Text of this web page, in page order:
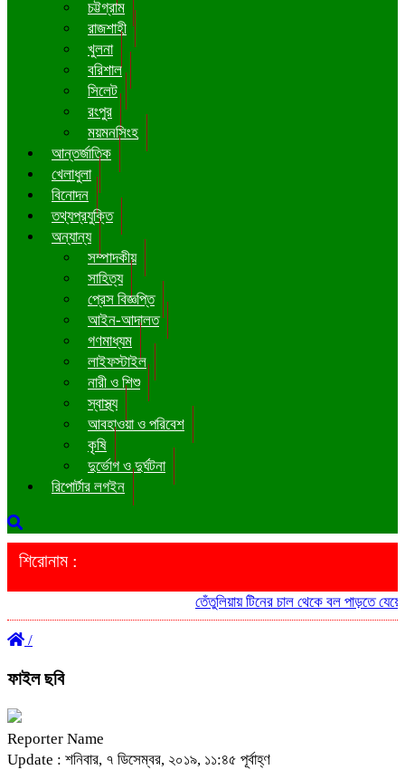
চট্টগ্রাম
রাজশাহী
খুলনা
বরিশাল
সিলেট
রংপুর
ময়মনসিংহ
আন্তর্জাতিক
খেলাধুলা
বিনোদন
তথ্যপ্রযুক্তি
অন্যান্য
সম্পাদকীয়
সাহিত্য
প্রেস বিজ্ঞপ্তি
আইন-আদালত
গণমাধ্যম
লাইফস্টাইল
নারী ও শিশু
স্বাস্থ্য
আবহাওয়া ও পরিবেশ
কৃষি
দুর্ভোগ ও দুর্ঘটনা
রিপোর্টার লগইন
শিরোনাম :
তেঁতুলিয়ায় টিনের চাল থেকে বল পাড়তে যেয়ে
/
ফাইল ছবি
Reporter Name
Update : শনিবার, ৭ ডিসেম্বর, ২০১৯, ১১:৪৫ পূর্বাহ্ণ